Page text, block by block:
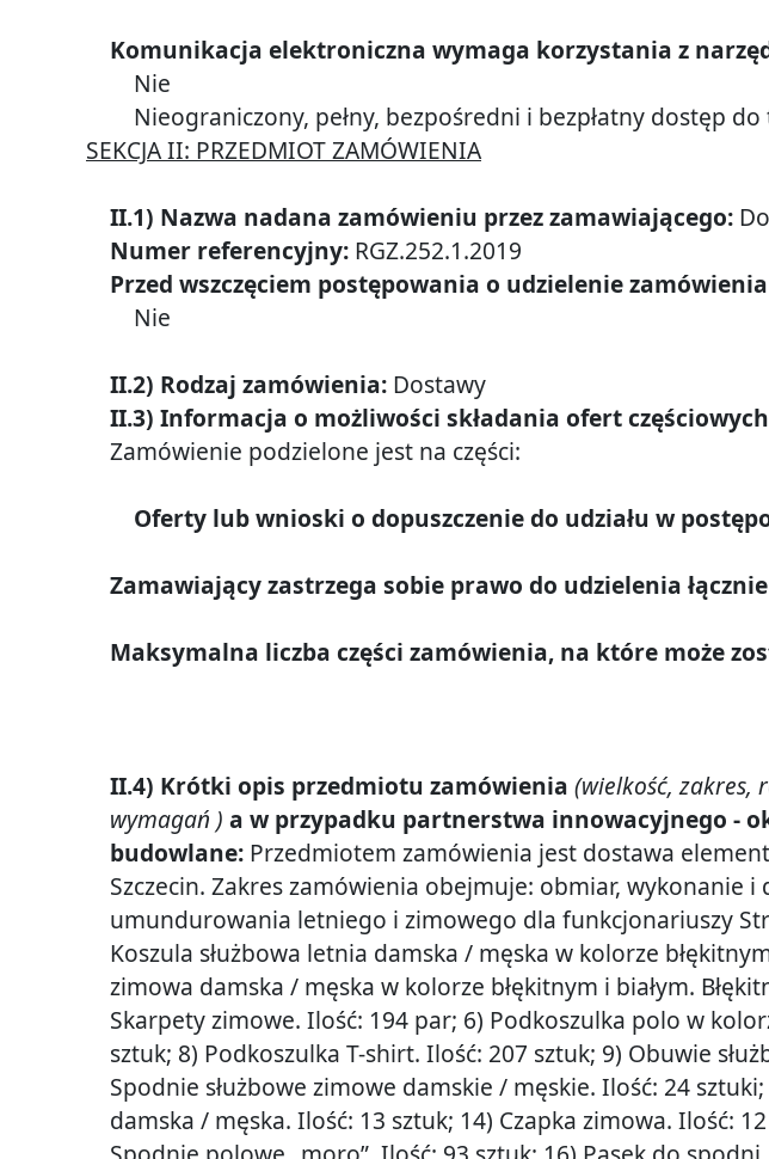
Komunikacja elektroniczna wymaga korzystania z
Nie
Nieograniczony, pełny, bezpośredni i bezpłatny dostęp
SEKCJA II: PRZEDMIOT ZAMÓWIENIA
II.1) Nazwa nadana zamówieniu przez zamawiającego:
Numer referencyjny: RGZ.252.1.2019
Przed wszczęciem postępowania o udzielenie
Nie
II.2) Rodzaj zamówienia: Dostawy
II.3) Informacja o możliwości składania ofert częściowych
Zamówienie podzielone jest na części:
Oferty lub wnioski o dopuszczenie do udziału w
Zamawiający zastrzega sobie prawo do udzielenia
Maksymalna liczba części zamówienia, na które może
II.4) Krótki opis przedmiotu zamówienia (wielkość, zakres,
wymagań ) a w przypadku partnerstwa innowacyjnego -
budowlane: Przedmiotem zamówienia jest dostawa
Szczecin. Zakres zamówienia obejmuje: obmiar,
umundurowania letniego i zimowego dla funkcjonariuszy
Koszula służbowa letnia damska / męska w kolorze
zimowa damska / męska w kolorze błękitnym i białym.
Skarpety zimowe. Ilość: 194 par; 6) Podkoszulka polo w
sztuk; 8) Podkoszulka T-shirt. Ilość: 207 sztuk; 9) Obuwie
Spodnie służbowe zimowe damskie / męskie. Ilość: 24
damska / męska. Ilość: 13 sztuk; 14) Czapka zimowa. Ilość: